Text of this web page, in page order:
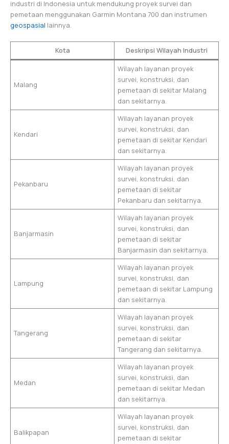
industri di Indonesia untuk mendukung proyek survei dan
pemetaan menggunakan Garmin Montana 700 dan instrumen
geospasial lainnya.
Kota Deskripsi Wilayah Industri
Malang
Wilayah layanan proyek
survei, konstruksi, dan
pemetaan di sekitar Malang
dan sekitarnya.
Kendari
Wilayah layanan proyek
survei, konstruksi, dan
pemetaan di sekitar Kendari
dan sekitarnya.
Pekanbaru
Wilayah layanan proyek
survei, konstruksi, dan
pemetaan di sekitar
Pekanbaru dan sekitarnya.
Banjarmasin
Wilayah layanan proyek
survei, konstruksi, dan
pemetaan di sekitar
Banjarmasin dan sekitarnya.
Lampung
Wilayah layanan proyek
survei, konstruksi, dan
pemetaan di sekitar Lampung
dan sekitarnya.
Tangerang
Wilayah layanan proyek
survei, konstruksi, dan
pemetaan di sekitar
Tangerang dan sekitarnya.
Medan
Wilayah layanan proyek
survei, konstruksi, dan
pemetaan di sekitar Medan
dan sekitarnya.
Balikpapan
Wilayah layanan proyek
survei, konstruksi, dan
pemetaan di sekitar